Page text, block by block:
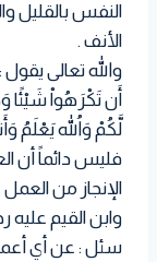
النفس بالقليل
الأنف .
والله تعالى
أَن تَكْرَهُواْ
لَّكُمْ وَاللّهُ يَعْلَمُ وَأَنتُمْ لاَ
فليس دائماً أن
الإنجاز من
وابن القيم
سئل : عن أي